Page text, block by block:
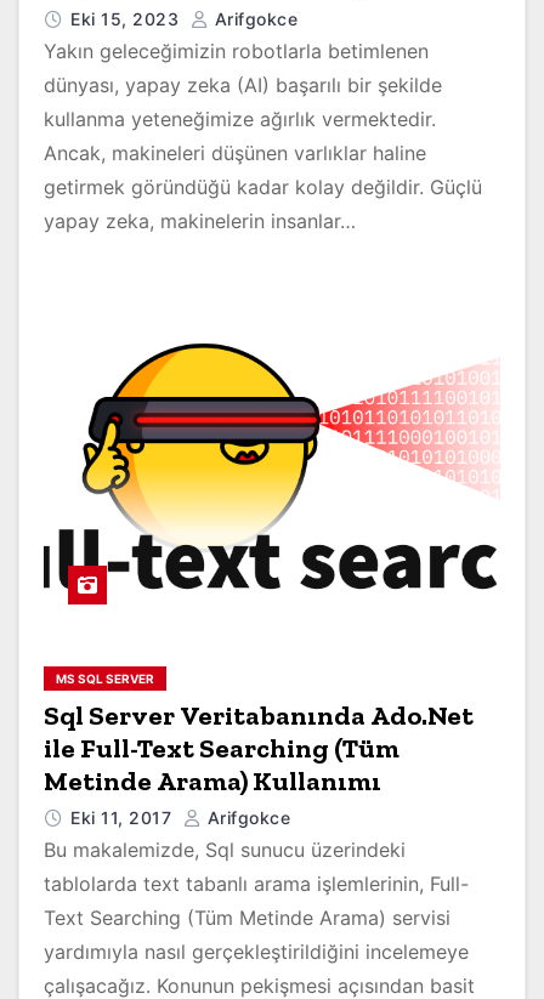
Eki 15, 2023 Arifgokce
Yakın geleceğimizin robotlarla betimlenen
dünyası, yapay zeka (AI) başarılı bir şekilde
kullanma yeteneğimize ağırlık vermektedir.
Ancak, makineleri düşünen varlıklar haline
getirmek göründüğü kadar kolay değildir. Güçlü
yapay zeka, makinelerin insanlar…
MS SQL SERVER
Sql Server Veritabanında Ado.Net
ile Full-Text Searching (Tüm
Metinde Arama) Kullanımı
Eki 11, 2017 Arifgokce
Bu makalemizde, Sql sunucu üzerindeki
tablolarda text tabanlı arama işlemlerinin, Full-
Text Searching (Tüm Metinde Arama) servisi
yardımıyla nasıl gerçekleştirildiğini incelemeye
çalışacağız. Konunun pekişmesi açısından basit